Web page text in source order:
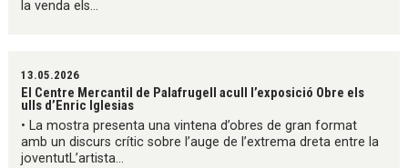
la venda els...
13.05.2026
El Centre Mercantil de Palafrugell acull l’exposició Obre els
ulls d’Enric Iglesias
• La mostra presenta una vintena d’obres de gran format
amb un discurs crític sobre l’auge de l’extrema dreta entre la
joventutL’artista...